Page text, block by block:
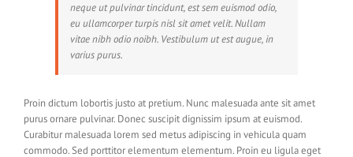
neque ut pulvinar tincidunt, est sem euismod odio,
eu ullamcorper turpis nisl sit amet velit. Nullam
vitae nibh odio noibh. Vestibulum ut est augue, in
varius purus.
Proin dictum lobortis justo at pretium. Nunc malesuada ante sit amet
purus ornare pulvinar. Donec suscipit dignissim ipsum at euismod.
Curabitur malesuada lorem sed metus adipiscing in vehicula quam
commodo. Sed porttitor elementum elementum. Proin eu ligula eget